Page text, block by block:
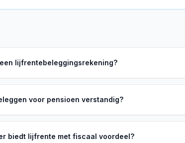
lijfrentebeleggingsrekening?
voor pensioen verstandig?
biedt lijfrente met fiscaal voordeel?